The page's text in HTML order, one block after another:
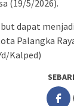
(19/5/2026).
dapat
Palangka
Kalped)